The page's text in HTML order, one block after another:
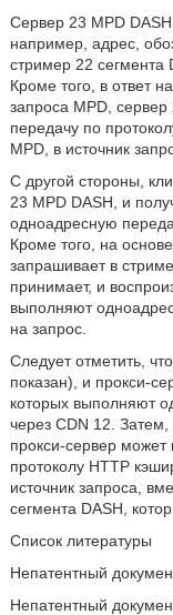
Сервер 23 MPD
например, адрес,
стример 22 сегмента
Кроме того, в ответ
запроса MPD,
передачу по
MPD, в источник
С другой стороны,
23 MPD DASH, и
одноадресную
Кроме того, на
запрашивает в
принимает, и
выполняют
на запрос.
Следует отметить,
показан), и прокси-
которых выполняют
через CDN 12. Затем,
прокси-сервер
протоколу HTTP
источник запроса,
сегмента DASH,
Список литературы
Непатентный
Непатентный